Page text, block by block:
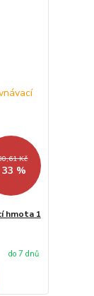
Kč
%
hmota 1
do 7 dnů